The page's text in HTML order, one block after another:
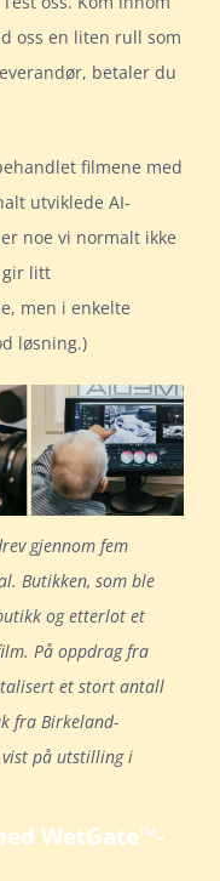
oss en liten rull som
betaler du
filmene med
utviklede AI-
noe vi normalt ikke
gir litt
men i enkelte
løsning.)
gjennom fem
Butikken, som ble
og etterlot et
På oppdrag fra
et stort antall
fra Birkeland-
på utstilling i
WetGate™-